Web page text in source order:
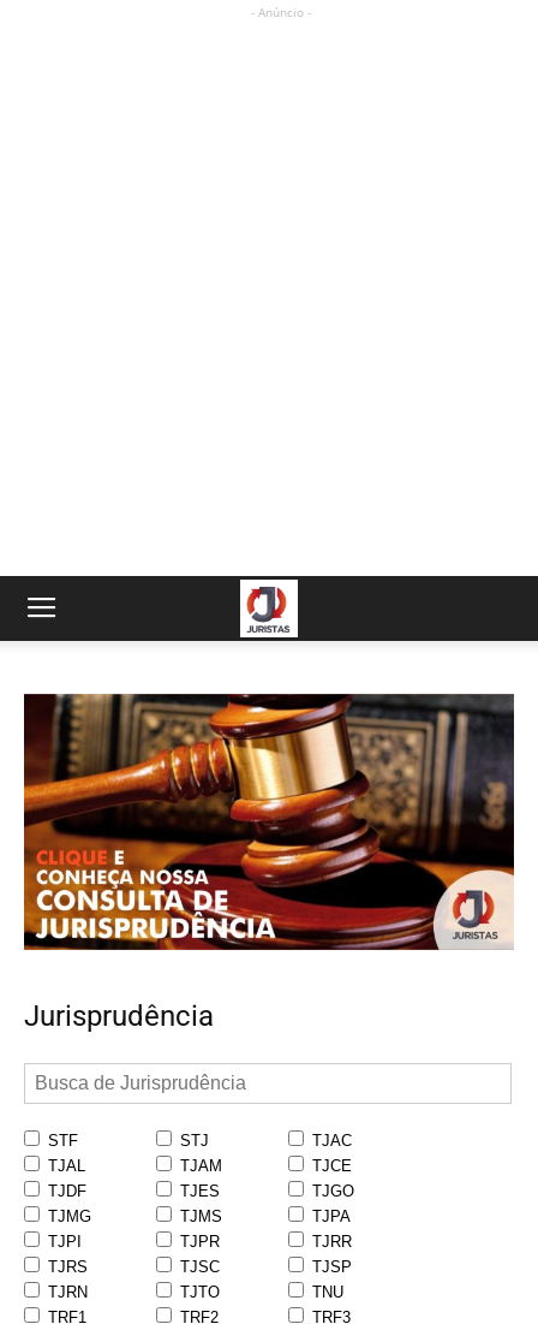
- Anúncio -
Jurisprudência
STF STJ
TJAC
TJAL
TJAM
TJCE
TJDF
TJES
TJGO
TJMG
TJMS
TJPA
TJPI
TJPR
TJRR
TJRS
TJSC
TJSP
TJRN
TJTO
TNU
TRF1
TRF2
TRF3